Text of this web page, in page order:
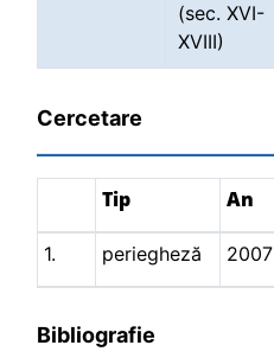
(sec. XVI-
XVIII)
Cercetare
Tip An
1. periegheză 2007
Bibliografie